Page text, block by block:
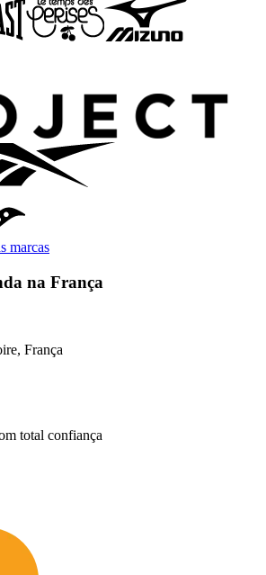
marcas
na França
França
total confiança